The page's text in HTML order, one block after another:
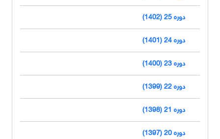
دوره 25 (1402)
دوره 24 (1401)
دوره 23 (1400)
دوره 22 (1399)
دوره 21 (1398)
دوره 20 (1397)